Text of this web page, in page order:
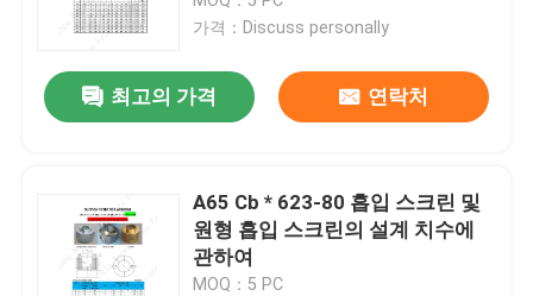
가격：Discuss personally
최고의 가격 연락처
A65 Cb * 623-80 흡입 스크린 및
원형 흡입 스크린의 설계 치수에
관하여
MOQ：5 PC